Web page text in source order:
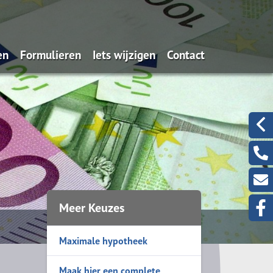
berekenen
voordelig?
Formulieren
Schadeformulieren
Aanvraagformulieren
Serviceformulieren
Verzekeringskaarten
Onroerend goed
Iets wijzigen
Wijziging autoverzekering
Wijziging andere verzekering
Wijziging persoonlijke gegevens
Contact
Meer Keuzes
Maximale hypotheek
Maak hier een complete